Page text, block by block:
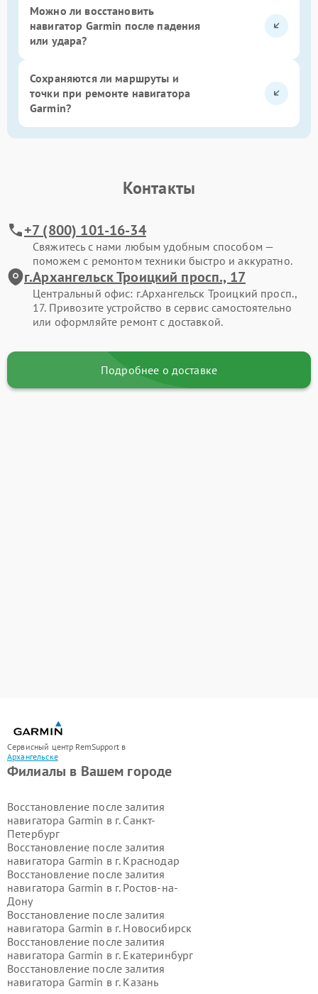
Можно ли восстановить
навигатор Garmin после падения
или удара?
Сохраняются ли маршруты и
точки при ремонте навигатора
Garmin?
Контакты
+7 (800) 101-16-34
Свяжитесь с нами любым удобным способом —
поможем с ремонтом техники быстро и аккуратно.
г.Архангельск Троицкий просп., 17
Центральный офис: г.Архангельск Троицкий просп.,
17. Привозите устройство в сервис самостоятельно
или оформляйте ремонт с доставкой.
Подробнее о доставке
Сервисный центр RemSupport в
Архангельске
Филиалы в Вашем городе
Восстановление после залития
навигатора Garmin в г. Санкт-
Петербург
Восстановление после залития
навигатора Garmin в г. Краснодар
Восстановление после залития
навигатора Garmin в г. Ростов-на-
Дону
Восстановление после залития
навигатора Garmin в г. Новосибирск
Восстановление после залития
навигатора Garmin в г. Екатеринбург
Восстановление после залития
навигатора Garmin в г. Казань